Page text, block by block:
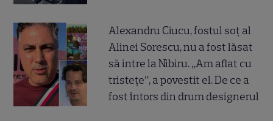
Alexandru Ciucu, fostul soț al
Alinei Sorescu, nu a fost lăsat
să intre la Nibiru. „Am aflat cu
tristețe”, a povestit el. De ce a
fost întors din drum designerul